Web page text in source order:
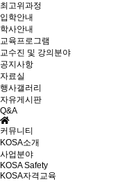
최고위과정
입학안내
학사안내
교육프로그램
교수진 및 강의분야
공지사항
자료실
행사갤러리
자유게시판
Q&A
커뮤니티
KOSA소개
사업분야
KOSA Safety
KOSA자격교육